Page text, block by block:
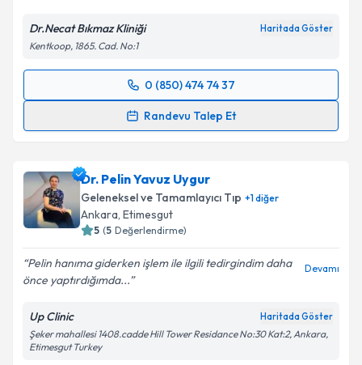
Dr.Necat Bıkmaz Kliniği Haritada Göster
Kentkoop, 1865. Cad. No:1
0 (850) 474 74 37
Randevu Talep Et
Randevu Takvimi Talebi
takvim hazırlandığında e-posta ile bilgilendireceğiz.
E-posta Adresiniz
Kişisel verilerimin işlenmesine ilişkin
kapsamda işlenmesini kabul ediyorum.
Dr. Pelin Yavuz Uygur
Geleneksel ve Tamamlayıcı Tıp +1diğer
Ankara, Etimesgut
5 (5 Değerlendirme)
Pelin hanıma giderken işlem ile ilgili tedirgindim daha
önce yaptırdığımda...
Devamı
Up Clinic Haritada Göster
Şeker mahallesi 1408.cadde Hill Tower Residance No:30 Kat:2, Ankara,
Etimesgut Turkey